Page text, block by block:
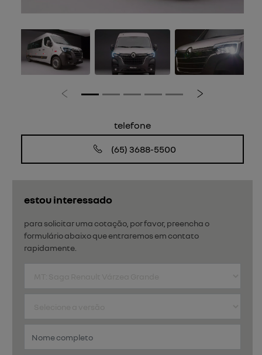
estou interessado
para solicitar uma cotação, por favor, preencha o
formulário abaixo que entraremos em contato
rapidamente.
Anterior Próximo
telefone
(65) 3688-5500